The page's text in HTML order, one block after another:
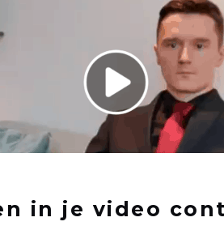
in je video